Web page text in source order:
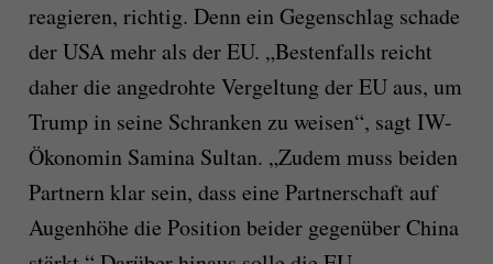
reagieren, richtig. Denn ein Gegenschlag schade
der USA mehr als der EU. „Bestenfalls reicht
daher die angedrohte Vergeltung der EU aus, um
Trump in seine Schranken zu weisen“, sagt IW-
Ökonomin Samina Sultan. „Zudem muss beiden
Partnern klar sein, dass eine Partnerschaft auf
Augenhöhe die Position beider gegenüber China